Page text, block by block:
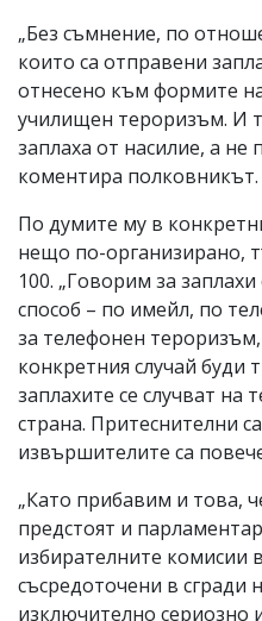
„Без съмнение, по
които са отправени
отнесено към формите
училищен тероризъм. И
заплаха от насилие, а не
коментира полковникът.
По думите му в
нещо по-организирано,
100. „Говорим за
способ – по имейл, по
за телефонен
конкретния случай буди
заплахите се случват на
страна. Притеснителни
извършителите са
„Като прибавим и това,
предстоят и
избирателните комисии
съсредоточени в сгради
изключително сериозно